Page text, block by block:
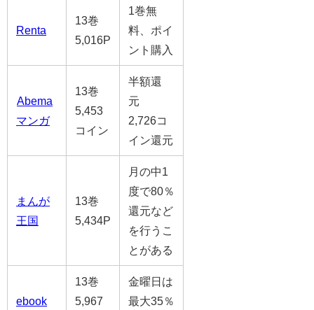
Renta
13巻
5,016P
1巻無
料、ポイ
ント購入
Abema
マンガ
13巻
5,453
コイン
半額還
元
2,726コ
イン還元
まんが
王国
13巻
5,434P
月の中1
度で80％
還元など
を行うこ
とがある
ebook
13巻
5,967
金曜日は
最大35％